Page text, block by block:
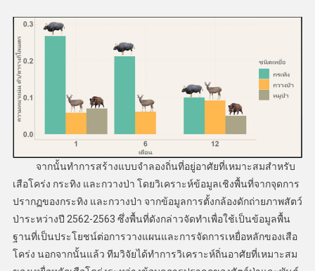
จากนั้นทำการสร้างแบบจำลองถิ่นที่อยู่อาศัยที่เหมาะสมสำหรับ
เสือโคร่ง กระทิง และกวางป่า โดยวิเคราะห์ข้อมูลเชิงพื้นที่จากจุดการ
ปรากฏของกระทิง และกวางป่า จากข้อมูลการตั้งกล้องดักถ่ายภาพสัตว์
ป่าระหว่างปี 2562-2563 ซึ่งพื้นที่ดังกล่าวจัดทำเพื่อใช้เป็นข้อมูลพื้น
ฐานที่เป็นประโยชน์ต่อการวางแผนและการจัดการเหยื่อหลักของเสือ
โคร่ง นอกจากนั้นแล้ว ทีมวิจัยได้ทำการวิเคราะห์ถิ่นอาศัยที่เหมาะสม